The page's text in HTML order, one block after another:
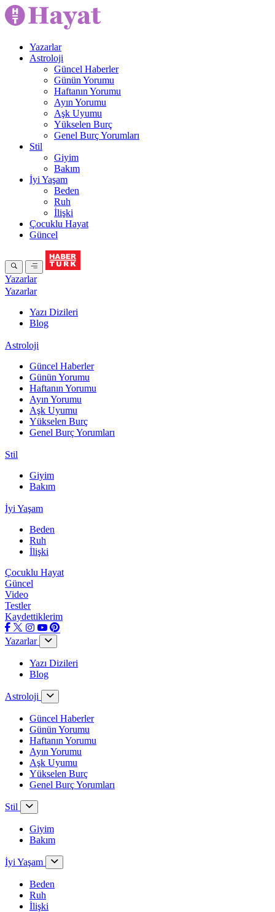
Yazarlar
Astroloji
Güncel Haberler
Günün Yorumu
Haftanın Yorumu
Ayın Yorumu
Aşk Uyumu
Yükselen Burç
Genel Burç Yorumları
Stil
Giyim
Bakım
İyi Yaşam
Beden
Ruh
İlişki
Çocuklu Hayat
Güncel
Yazarlar
Yazarlar
Yazı Dizileri
Blog
Astroloji
Güncel Haberler
Günün Yorumu
Haftanın Yorumu
Ayın Yorumu
Aşk Uyumu
Yükselen Burç
Genel Burç Yorumları
Stil
Giyim
Bakım
İyi Yaşam
Beden
Ruh
İlişki
Çocuklu Hayat
Güncel
Video
Testler
Kaydettiklerim
Yazarlar
Yazı Dizileri
Blog
Astroloji
Güncel Haberler
Günün Yorumu
Haftanın Yorumu
Ayın Yorumu
Aşk Uyumu
Yükselen Burç
Genel Burç Yorumları
Stil
Giyim
Bakım
İyi Yaşam
Beden
Ruh
İlişki